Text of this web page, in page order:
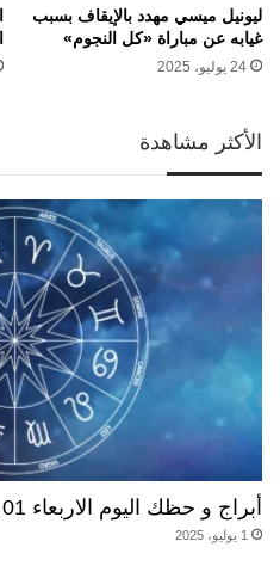
ليونيل ميسي مهدد بالإيقاف بسبب
غيابه عن مباراة «كل النجوم»
24 يوليو، 2025
الأكثر مشاهدة
أبراج و حظك اليوم الاربعاء 01 يوليو 2025
1 يوليو، 2025